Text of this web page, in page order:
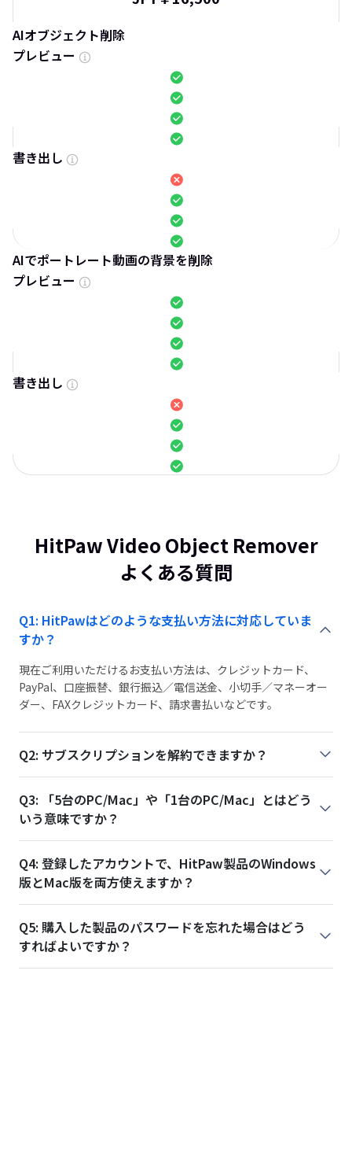
AIオブジェクト削除
プレビュー
書き出し
AIでポートレート動画の背景を削除
プレビュー
書き出し
HitPaw Video Object Remover
よくある質問
Q1: HitPawはどのような支払い方法に対応していま
すか？
現在ご利用いただけるお支払い方法は、クレジットカード、
PayPal、口座振替、銀行振込／電信送金、小切手／マネーオー
ダー、FAXクレジットカード、請求書払いなどです。
Q2: サブスクリプションを解約できますか？
Q3: 「5台のPC/Mac」や「1台のPC/Mac」とはどう
いう意味ですか？
Q4: 登録したアカウントで、HitPaw製品のWindows
版とMac版を両方使えますか？
Q5: 購入した製品のパスワードを忘れた場合はどう
すればよいですか？